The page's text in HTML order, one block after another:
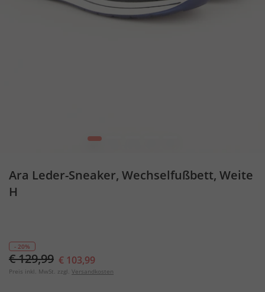
1
Ara Leder-Sneaker, Wechselfußbett, Weite
H
- 20%
€ 129,99 € 103,99
Preis inkl. MwSt. zzgl. Versandkosten